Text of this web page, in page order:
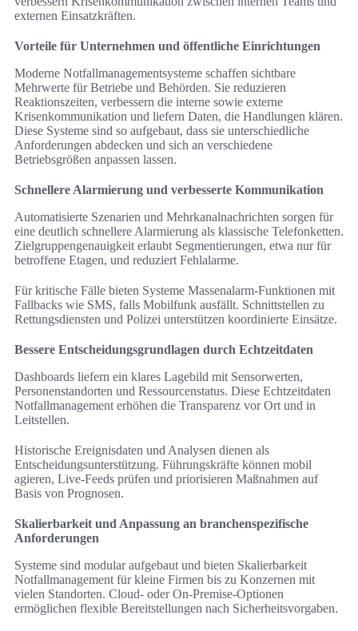
externen Einsatzkräften.
Vorteile für Unternehmen und öffentliche Einrichtungen
Moderne Notfallmanagementsysteme schaffen sichtbare
Mehrwerte für Betriebe und Behörden. Sie reduzieren
Reaktionszeiten, verbessern die interne sowie externe
Krisenkommunikation und liefern Daten, die Handlungen klären.
Diese Systeme sind so aufgebaut, dass sie unterschiedliche
Anforderungen abdecken und sich an verschiedene
Betriebsgrößen anpassen lassen.
Schnellere Alarmierung und verbesserte Kommunikation
Automatisierte Szenarien und Mehrkanalnachrichten sorgen für
eine deutlich schnellere Alarmierung als klassische Telefonketten.
Zielgruppengenauigkeit erlaubt Segmentierungen, etwa nur für
betroffene Etagen, und reduziert Fehlalarme.
Für kritische Fälle bieten Systeme Massenalarm-Funktionen mit
Fallbacks wie SMS, falls Mobilfunk ausfällt. Schnittstellen zu
Rettungsdiensten und Polizei unterstützen koordinierte Einsätze.
Bessere Entscheidungsgrundlagen durch Echtzeitdaten
Dashboards liefern ein klares Lagebild mit Sensorwerten,
Personenstandorten und Ressourcenstatus. Diese Echtzeitdaten
Notfallmanagement erhöhen die Transparenz vor Ort und in
Leitstellen.
Historische Ereignisdaten und Analysen dienen als
Entscheidungsunterstützung. Führungskräfte können mobil
agieren, Live‑Feeds prüfen und priorisieren Maßnahmen auf
Basis von Prognosen.
Skalierbarkeit und Anpassung an branchenspezifische
Anforderungen
Systeme sind modular aufgebaut und bieten Skalierbarkeit
Notfallmanagement für kleine Firmen bis zu Konzernen mit
vielen Standorten. Cloud‑ oder On‑Premise‑Optionen
ermöglichen flexible Bereitstellungen nach Sicherheitsvorgaben.